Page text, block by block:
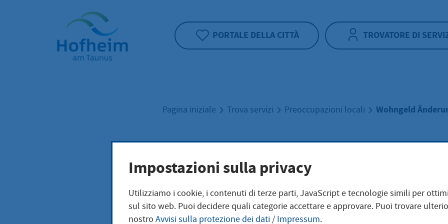
Home"
PORTALE DELLA CITTÀ TROVATORE DI
Pagina iniziale Trova servizi Preoccupazioni locali Wohngeld
Wohngeld Änderung
Unter bestimmten Voraussetzungen kann sich die Höhe Ihres Wohngelds
Impostazioni sulla privacy
Utilizziamo i cookie, i contenuti di terze parti, JavaScript e tecnologie simili per
sul sito web. Puoi decidere quali categorie accettare e approvare. Puoi trovare
nostro Avvisi sulla protezione dei dati / Impressum.